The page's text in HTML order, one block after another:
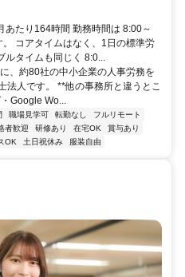
あたり164時間 勤務時間は 8:00～
コアタイムはなく、1日の標準労
ルタイムも同じく 8:0...
、約80社の中小企業の人事労務を
法人です。 **他の事務所と違うとこ
Google Wo...
職場見学可 転勤なし
フルリモート
者歓迎 研修あり 在宅OK
賞与あり
OK 土日祝休み 服装自由